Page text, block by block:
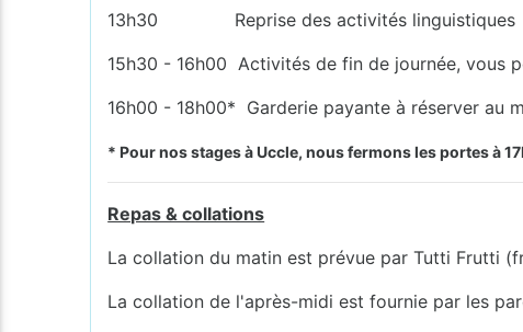
13h30 Reprise des activités linguistiques
15h30 - 16h00 Activités de fin de journée, vous
16h00 - 18h00* Garderie payante à réserver au
* Pour nos stages à Uccle, nous fermons les portes à
Repas & collations
La collation du matin est prévue par Tutti Frutti
La collation de l'après-midi est fournie par les